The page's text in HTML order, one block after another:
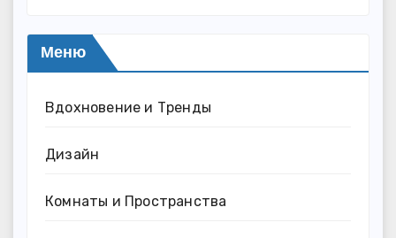
Меню
Вдохновение и Тренды
Дизайн
Комнаты и Пространства